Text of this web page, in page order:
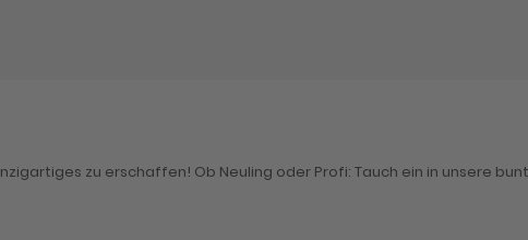
zu erschaffen! Ob Neuling oder Profi: Tauch ein in unsere